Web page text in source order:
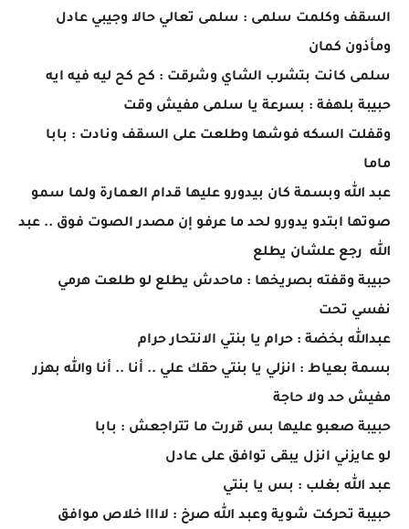
السقف وكلمت سلمى : سلمى تعالي حالا وجيبي عادل
ومأذون كمان
سلمى كانت بتشرب الشاي وشرقت : كح كح ليه فيه ايه
حبيبة بلهفة : بسرعة يا سلمى مفيش وقت
وقفلت السكه فوشها وطلعت على السقف ونادت : بابا
ماما
عبد الله وبسمة كان بيدورو عليها قدام العمارة ولما سمو
صوتها ابتدو يدورو لحد ما عرفو إن مصدر الصوت فوق .. عبد
الله رجع علشان يطلع
حبيبة وقفته بصريخها : ماحدش يطلع لو طلعت هرمي
نفسي تحت
عبدالله بخضة : حرام يا بنتي الانتحار حرام
بسمة بعياط : انزلي يا بنتي حقك علي .. أنا .. أنا والله بهزر
مفيش حد ولا حاجة
حبيبة صعبو عليها بس قررت ما تتراجعش : بابا
لو عايزني انزل يبقى توافق على عادل
عبد الله بغلب : بس يا بنتي
حبيبة تحركت شوية وعبد الله صرخ : لاااا خلاص موافق